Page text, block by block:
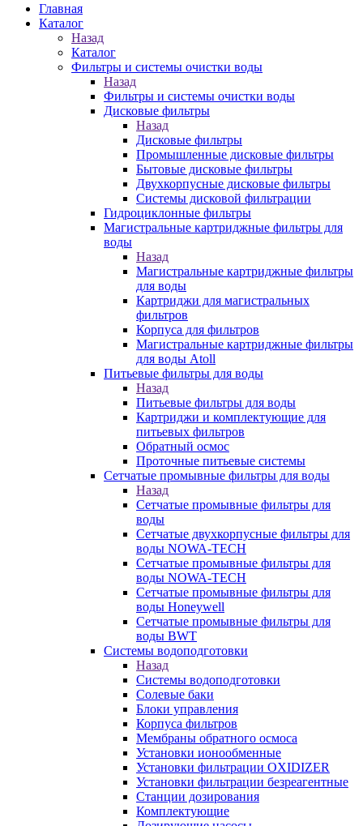
Главная
Каталог
Назад
Каталог
Фильтры и системы очистки воды
Назад
Фильтры и системы очистки воды
Дисковые фильтры
Назад
Дисковые фильтры
Промышленные дисковые фильтры
Бытовые дисковые фильтры
Двухкорпусные дисковые фильтры
Системы дисковой фильтрации
Гидроциклонные фильтры
Магистральные картриджные фильтры для
воды
Назад
Магистральные картриджные фильтры
для воды
Картриджи для магистральных
фильтров
Корпуса для фильтров
Магистральные картриджные фильтры
для воды Atoll
Питьевые фильтры для воды
Назад
Питьевые фильтры для воды
Картриджи и комплектующие для
питьевых фильтров
Обратный осмос
Проточные питьевые системы
Сетчатые промывные фильтры для воды
Назад
Сетчатые промывные фильтры для
воды
Сетчатые двухкорпусные фильтры для
воды NOWA-TECH
Сетчатые промывные фильтры для
воды NOWA-TECH
Сетчатые промывные фильтры для
воды Honeywell
Сетчатые промывные фильтры для
воды BWT
Системы водоподготовки
Назад
Системы водоподготовки
Солевые баки
Блоки управления
Корпуса фильтров
Мембраны обратного осмоса
Установки ионообменные
Установки фильтрации OXIDIZER
Установки фильтрации безреагентные
Станции дозирования
Комплектующие